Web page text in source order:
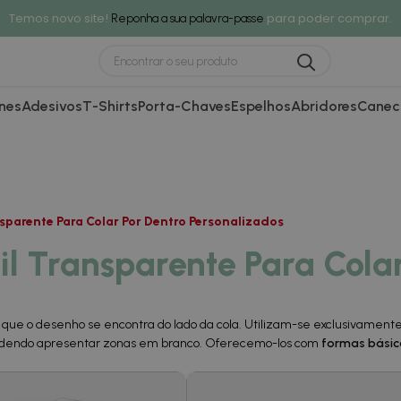
Temos novo site! Reponha a sua palavra-passe para poder comprar.
AdesivosT-ShirtsPorta-ChavesEspelhosAbridores
Para Colar Por Dentro Personalizados
Transparente Para
o desenho se encontra do lado da cola. Utilizam-se exclusivamente
apresentar zonas em branco. Oferecemo-los com formas